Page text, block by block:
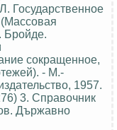
Государственное
(Массовая
Бройде.
сокращенное,
- М.-
1957.
3. Справочник
Държавно